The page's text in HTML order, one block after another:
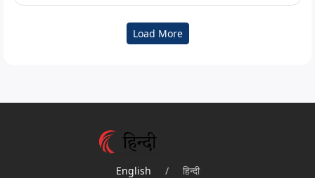
Load More
English / हिन्दी